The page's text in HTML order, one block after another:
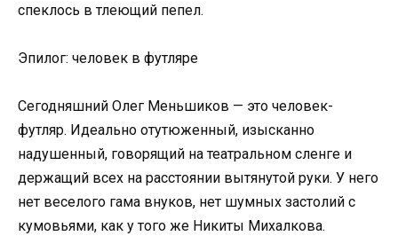
спеклось в тлеющий пепел.
Эпилог: человек в футляре
Сегодняшний Олег Меньшиков — это человек-
футляр. Идеально отутюженный, изысканно
надушенный, говорящий на театральном сленге и
держащий всех на расстоянии вытянутой руки. У него
нет веселого гама внуков, нет шумных застолий с
кумовьями, как у того же Никиты Михалкова.